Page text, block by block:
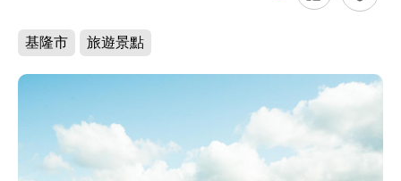
基隆市 旅遊景點